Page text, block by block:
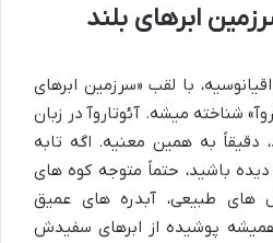
ابرهای بلند
با لقب «سرزمین ابرهای
شناخته میشه. آئوتاروآ در زبان
دقیقاً به همین معنیه. اگه تابه
باشید، حتماً متوجه کوه های
های طبیعی، آبدره های عمیق
پوشیده از ابرهای سفیدش